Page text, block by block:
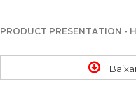
PRODUCT PRESENTATION -